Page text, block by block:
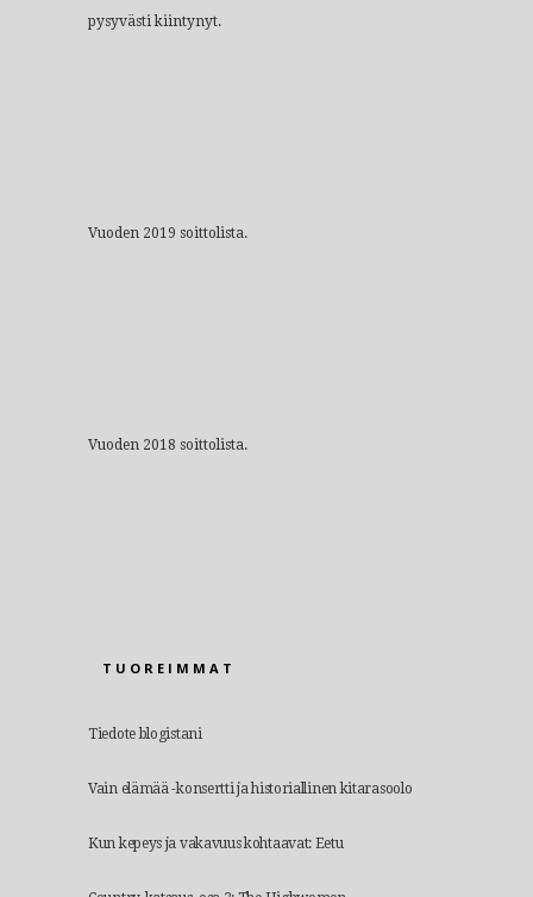
pysyvästi kiintynyt.
Vuoden 2019 soittolista.
Vuoden 2018 soittolista.
TUOREIMMAT
Tiedote blogistani
Vain elämää -konsertti ja historiallinen kitarasoolo
Kun kepeys ja vakavuus kohtaavat: Eetu